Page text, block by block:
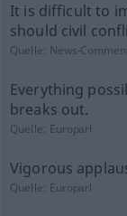
It is difficult to
should civil
Quelle: News-
Everything
breaks out.
Quelle: Europarl
Vigorous
Quelle: Europarl